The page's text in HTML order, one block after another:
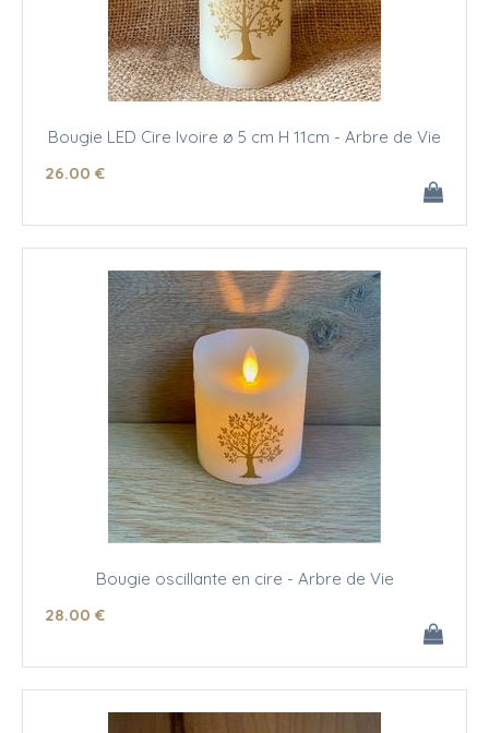
Bougie LED Cire Ivoire ø 5 cm H 11cm - Arbre de Vie
26.00 €
Bougie oscillante en cire - Arbre de Vie
28.00 €